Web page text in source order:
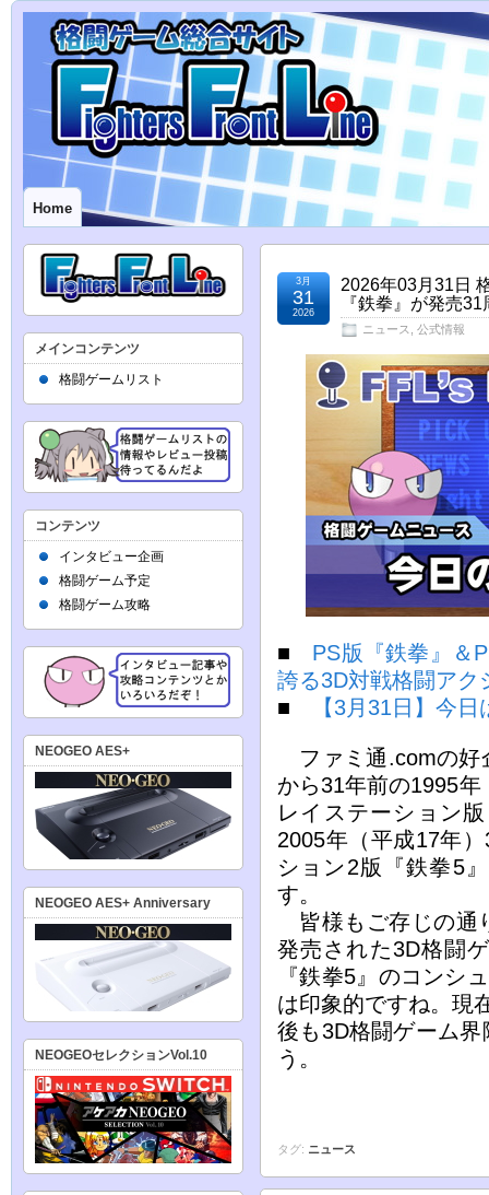
Home
2026年03月31日
『鉄拳』が発売
ニュース 公式情報
3月
31
2026
■ PS版『鉄拳』＆
誇る3D対戦格闘アク
■
【3月31日】今
ファミ通.comの好
から31年前の1995
レイステーション
2005年（平成17年
ション2版『鉄拳5
す。
皆様もご存じの通
発売された3D格闘
『鉄拳5』のコンシ
は印象的ですね。現
後も3D格闘ゲーム
う。
タグ: ニュース
メインコンテンツ
格闘ゲームリスト
コンテンツ
インタビュー企画
格闘ゲーム予定
格闘ゲーム攻略
NEOGEO AES+
NEOGEO AES+ Anniversary
NEOGEOセレクションVol.10